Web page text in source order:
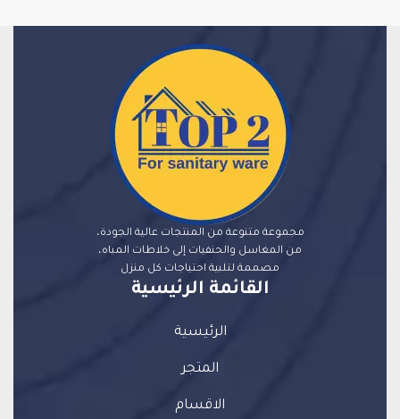
مجموعة متنوعة من المنتجات عالية الجودة،
من المغاسل والحنفيات إلى خلاطات المياه،
مصممة لتلبية احتياجات كل منزل
القائمة الرئيسية
الرئيسية
المتجر
الاقسام